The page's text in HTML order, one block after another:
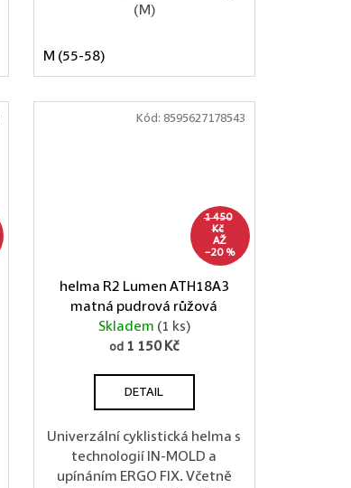
(M)
M (55-58)
1 450
Kč
AŽ
–20 %
helma R2 Lumen ATH18A3
matná pudrová růžová
Skladem (1 ks)
od 1 150 Kč
DETAIL
Univerzální cyklistická helma s
technologií IN-MOLD a
upínáním ERGO FIX. Včetně
Kód: 8595627178543